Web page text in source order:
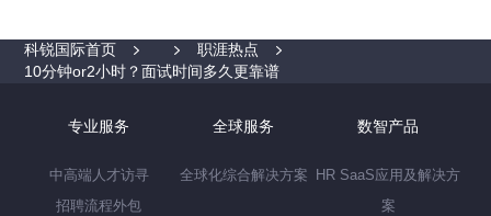
科锐国际首页
职涯热点
10分钟or2小时？面试时间多久更靠谱
专业服务
中高端人才访寻
招聘流程外包
全球服务
全球化综合解决方案
数智产品
HR SaaS应用及解决方
案